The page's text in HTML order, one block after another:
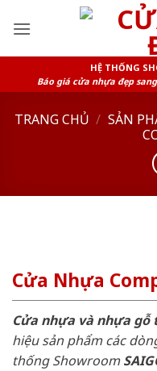
HỆ THỐNG
Báo giá cửa nhựa đẹp
TRANG CHỦ / SẢN
Cửa Nhựa
Cửa nhựa và nhựa gỗ
hiệu sản phẩm các
thống Showroom